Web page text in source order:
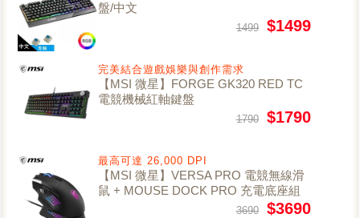
盤/中文
1499 $1499
完美結合遊戲娛樂與創作需求
【MSI 微星】FORGE GK320 RED TC
電競機械紅軸鍵盤
1790 $1790
最高可達 26,000 DPI
【MSI 微星】VERSA PRO 電競無線滑
鼠 + MOUSE DOCK PRO 充電底座組
3690 $3690